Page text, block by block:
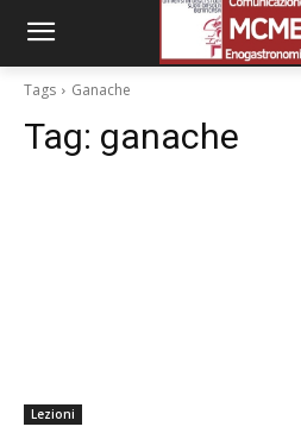
Tags Ganache
Tag: ganache
Lezioni